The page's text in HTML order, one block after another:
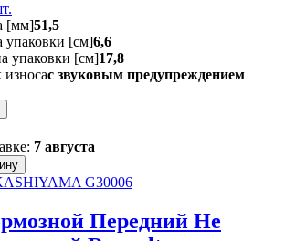
[мм]51,5
упаковки [см]6,6
упаковки [см]17,8
износас звуковым предупреждением
7 августа
Передний Не